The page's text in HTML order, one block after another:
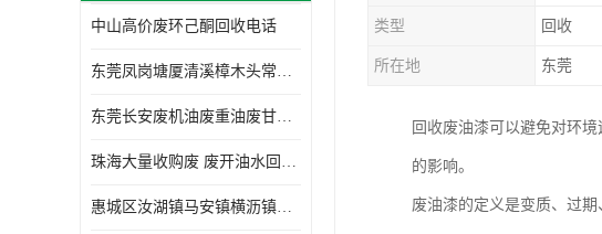
废三氯乙烯回收
废混合溶剂回收
中山高价废环己酮回收电话
东莞凤岗塘厦清溪樟木头常平废液压油 废火花机油 废 废切削油 废齿轮油 废导轨油 废螺杆油
东莞长安废机油废重油废甘油废矿物油废燃料油废废润滑油废火花机油废油废齿轮油
珠海大量收购废 废开油水回收废酒精废废乙酯胶水废洗枪水废开油水废二废三氯丁脂乙脂废甲
惠城区汝湖镇马安镇横沥镇芦洲镇 惠阳新圩镇镇镇沙田镇废机油废液压油废润滑油废废火花机油废白电油废废齿轮油废白矿油废变压器油废燃料油
类型 回收
所在地 东莞
回收废油漆可以避免对环
的影响。
废油漆的定义是变质、过